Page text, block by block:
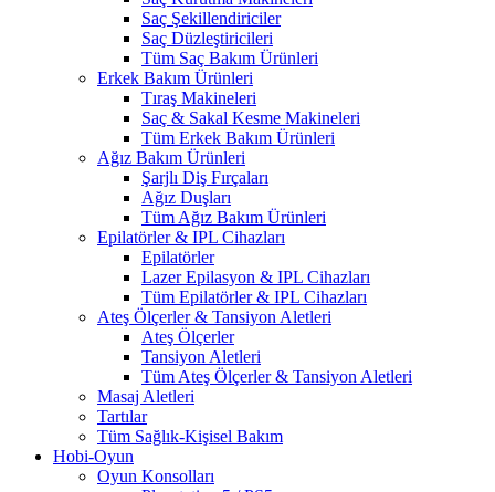
Saç Şekillendiriciler
Saç Düzleştiricileri
Tüm Saç Bakım Ürünleri
Erkek Bakım Ürünleri
Tıraş Makineleri
Saç & Sakal Kesme Makineleri
Tüm Erkek Bakım Ürünleri
Ağız Bakım Ürünleri
Şarjlı Diş Fırçaları
Ağız Duşları
Tüm Ağız Bakım Ürünleri
Epilatörler & IPL Cihazları
Epilatörler
Lazer Epilasyon & IPL Cihazları
Tüm Epilatörler & IPL Cihazları
Ateş Ölçerler & Tansiyon Aletleri
Ateş Ölçerler
Tansiyon Aletleri
Tüm Ateş Ölçerler & Tansiyon Aletleri
Masaj Aletleri
Tartılar
Tüm Sağlık-Kişisel Bakım
Hobi-Oyun
Oyun Konsolları